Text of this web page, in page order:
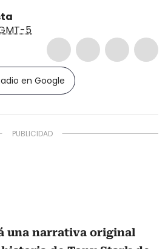
5
en Google
una narrativa original